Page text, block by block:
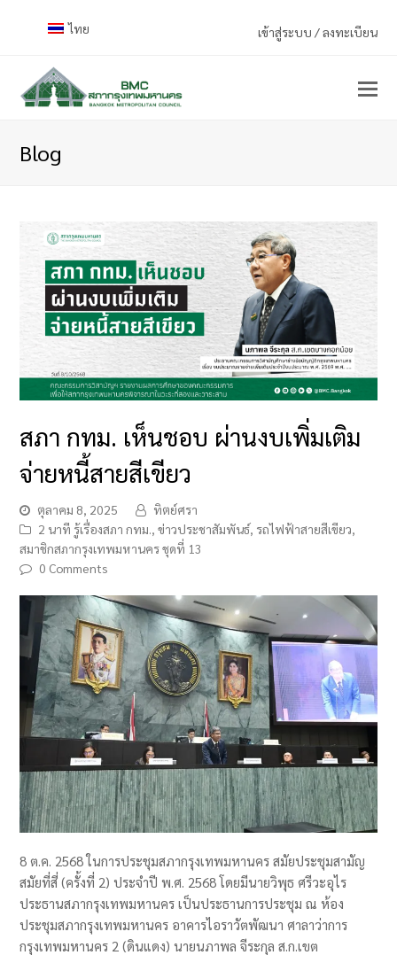
ไทย เข้าสู่ระบบ / ลงทะเบียน
Blog
สภา กทม. เห็นชอบ ผ่านงบเพิ่มเติม
จ่ายหนี้สายสีเขียว
ตุลาคม 8, 2025
ทิตย์ศรา
2 นาที รู้เรื่องสภา กทม.
ข่าวประชาสัมพันธ์, รถไฟฟ้าสายสีเขียว
สมาชิกสภากรุงเทพมหานคร ชุดที่ 13
0 Comments
8 ต.ค. 2568 ในการประชุมสภากรุงเทพมหานคร สมัยประชุมสามัญ
สมัยที่สี่ (ครั้งที่ 2) ประจำปี พ.ศ. 2568 โดยมีนายวิพุธ ศรีวะอุไร
ประธานสภากรุงเทพมหานคร เป็นประธานการประชุม ณ ห้อง
ประชุมสภากรุงเทพมหานคร อาคารไอราวัตพัฒนา ศาลาว่าการ
กรุงเทพมหานคร 2 (ดินแดง) นายนภาพล จีระกุล ส.ก.เขต